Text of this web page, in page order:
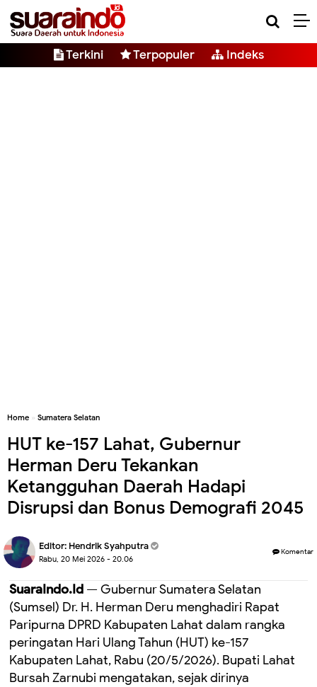
Terkini Terpopuler Indeks
Home » Sumatera Selatan
HUT ke-157 Lahat, Gubernur
Herman Deru Tekankan
Ketangguhan Daerah Hadapi
Disrupsi dan Bonus Demografi 2045
Editor: Hendrik Syahputra
Rabu, 20 Mei 2026 - 20.06
Komentar
SuaraIndo.Id — Gubernur Sumatera Selatan
(Sumsel) Dr. H. Herman Deru menghadiri Rapat
Paripurna DPRD Kabupaten Lahat dalam rangka
peringatan Hari Ulang Tahun (HUT) ke-157
Kabupaten Lahat, Rabu (20/5/2026). Bupati Lahat
Bursah Zarnubi mengatakan, sejak dirinya